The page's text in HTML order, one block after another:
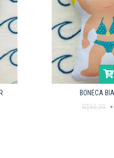
BONECA
R$60,00